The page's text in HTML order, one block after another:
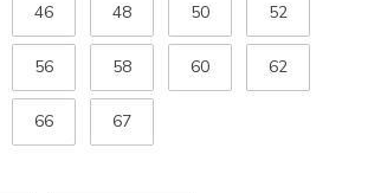
46 48 50 52
56 58 60 62
66 67